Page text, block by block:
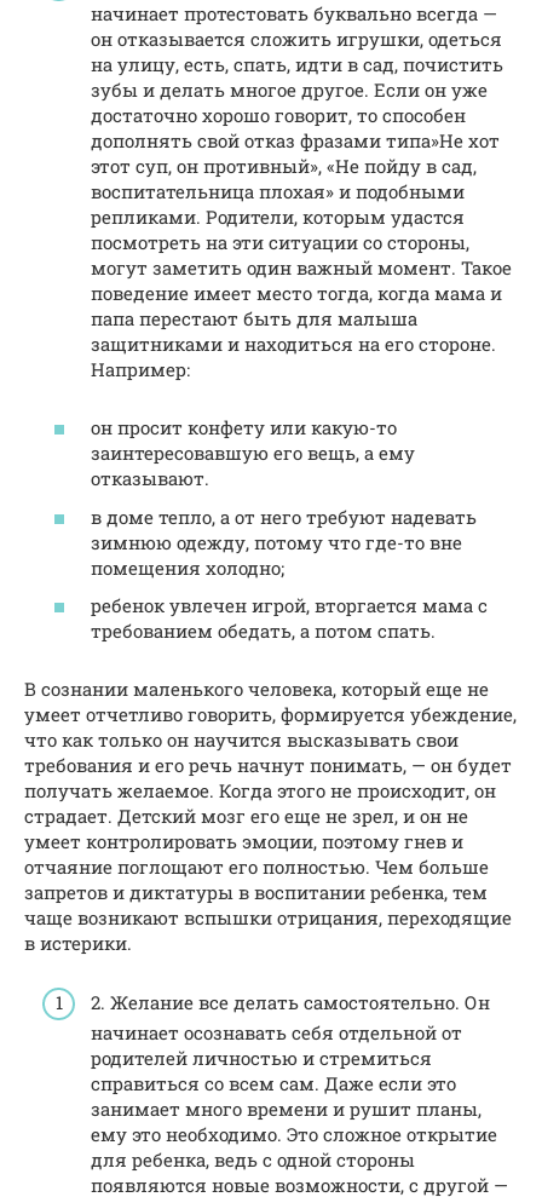
начинает протестовать буквально всегда —
он отказывается сложить игрушки, одеться
на улицу, есть, спать, идти в сад, почистить
зубы и делать многое другое. Если он уже
достаточно хорошо говорит, то способен
дополнять свой отказ фразами типа»Не хот
этот суп, он противный», «Не пойду в сад,
воспитательница плохая» и подобными
репликами. Родители, которым удастся
посмотреть на эти ситуации со стороны,
могут заметить один важный момент. Такое
поведение имеет место тогда, когда мама и
папа перестают быть для малыша
защитниками и находиться на его стороне.
Например:
он просит конфету или какую-то
заинтересовавшую его вещь, а ему
отказывают.
в доме тепло, а от него требуют надевать
зимнюю одежду, потому что где-то вне
помещения холодно;
ребенок увлечен игрой, вторгается мама с
требованием обедать, а потом спать.
В сознании маленького человека, который еще не
умеет отчетливо говорить, формируется убеждение,
что как только он научится высказывать свои
требования и его речь начнут понимать, — он будет
получать желаемое. Когда этого не происходит, он
страдает. Детский мозг его еще не зрел, и он не
умеет контролировать эмоции, поэтому гнев и
отчаяние поглощают его полностью. Чем больше
запретов и диктатуры в воспитании ребенка, тем
чаще возникают вспышки отрицания, переходящие
в истерики.
2. Желание все делать самостоятельно. Он
начинает осознавать себя отдельной от
родителей личностью и стремиться
справиться со всем сам. Даже если это
занимает много времени и рушит планы,
ему это необходимо. Это сложное открытие
для ребенка, ведь с одной стороны
появляются новые возможности, с другой —